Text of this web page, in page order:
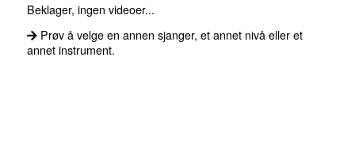
Beklager, ingen videoer...
Prøv å velge en annen sjanger, et annet nivå eller et
annet instrument.